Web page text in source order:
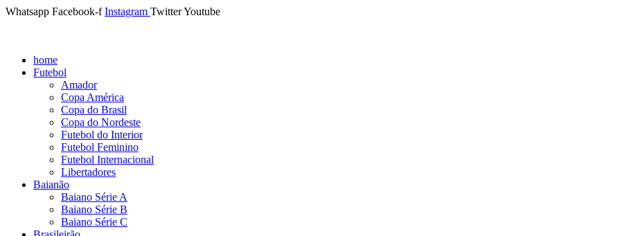
Whatsapp Facebook-f Instagram TwitterYoutube
home
Futebol
Amador
Copa América
Copa do Brasil
Copa do Nordeste
Futebol do Interior
Futebol Feminino
Futebol Internacional
Libertadores
Baianão
Baiano Série A
Baiano Série B
Baiano Série C